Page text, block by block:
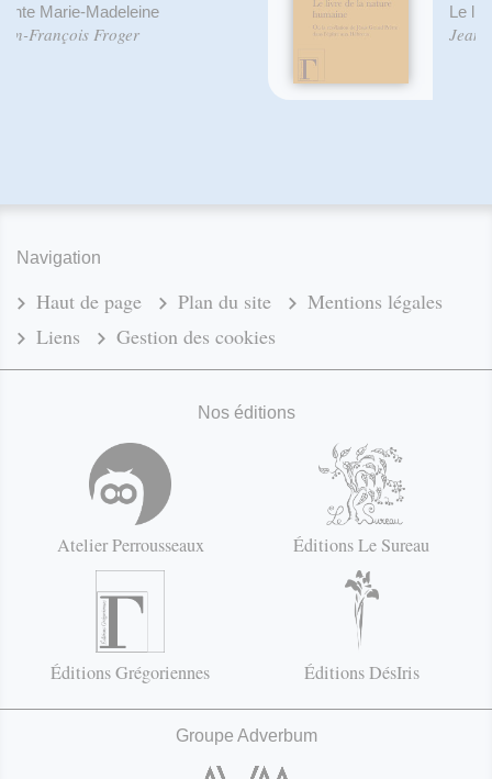
Le livre de la nature humaine
Jean-François Froger
Navigation
Haut de page Plan du site
Mentions légales
Liens
Gestion des cookies
Nos éditions
Atelier Perrousseaux Éditions Le Sureau
Éditions Grégoriennes Éditions DésIris
Groupe Adverbum